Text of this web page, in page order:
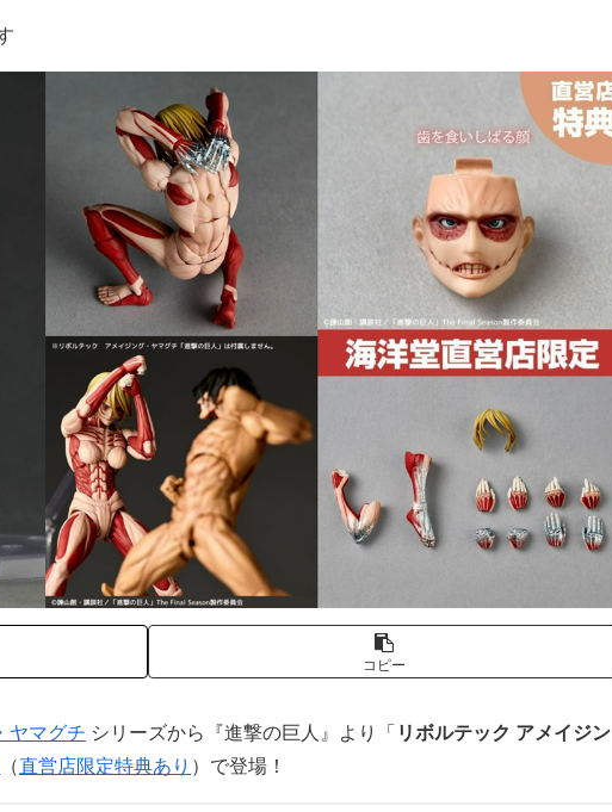
コピー
ヤマグチ シリーズから『進撃の巨人』より「 リボルテック アメイジン
（直営店限定特典あり ）で登場！